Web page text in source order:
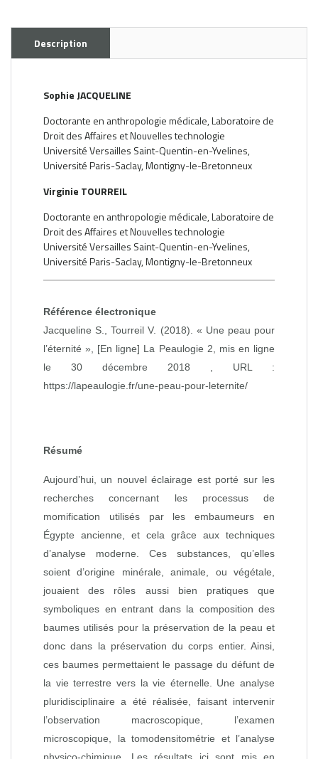
Description
Sophie JACQUELINE
Doctorante en anthropologie médicale, Laboratoire de
Droit des Affaires et Nouvelles technologie
Université Versailles Saint-Quentin-en-Yvelines,
Université Paris-Saclay, Montigny-le-Bretonneux
Virginie TOURREIL
Doctorante en anthropologie médicale, Laboratoire de
Droit des Affaires et Nouvelles technologie
Université Versailles Saint-Quentin-en-Yvelines,
Université Paris-Saclay, Montigny-le-Bretonneux
Référence électronique
Jacqueline S., Tourreil V. (2018). « Une peau pour
l’éternité », [En ligne] La Peaulogie 2, mis en ligne
le 30 décembre 2018 , URL :
https://lapeaulogie.fr/une-peau-pour-leternite/
Résumé
Aujourd’hui, un nouvel éclairage est porté sur les
recherches concernant les processus de
momification utilisés par les embaumeurs en
Égypte ancienne, et cela grâce aux techniques
d’analyse moderne. Ces substances, qu’elles
soient d’origine minérale, animale, ou végétale,
jouaient des rôles aussi bien pratiques que
symboliques en entrant dans la composition des
baumes utilisés pour la préservation de la peau et
donc dans la préservation du corps entier. Ainsi,
ces baumes permettaient le passage du défunt de
la vie terrestre vers la vie éternelle. Une analyse
pluridisciplinaire a été réalisée, faisant intervenir
l’observation macroscopique, l’examen
microscopique, la tomodensitométrie et l’analyse